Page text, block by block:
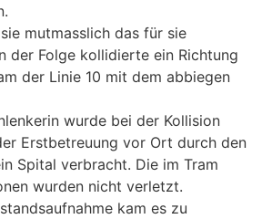
mutmasslich das für sie
der Folge kollidierte ein Richtung
der Linie 10 mit dem abbiegen
wurde bei der Kollision
Erstbetreuung vor Ort durch den
Spital verbracht. Die im Tram
wurden nicht verletzt.
kam es zu